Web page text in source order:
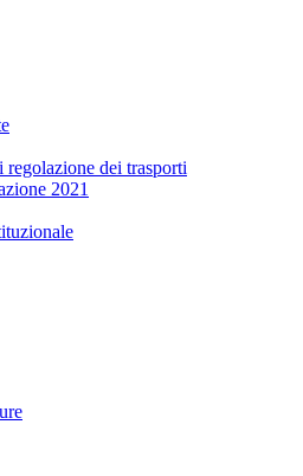
dei trasporti
2021